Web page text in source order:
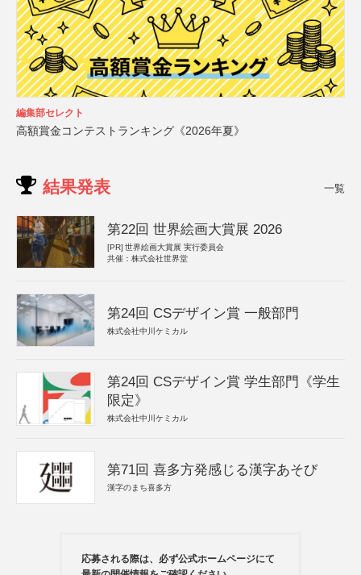
編集部セレクト
高額賞金コンテストランキング《2026年夏》
結果発表 一覧
第22回 世界絵画大賞展 2026
[PR] 世界絵画大賞展 実行委員会
共催：株式会社世界堂
第24回 CSデザイン賞 一般部門
株式会社中川ケミカル
第24回 CSデザイン賞 学生部門《学生
限定》
株式会社中川ケミカル
第71回 喜多方発感じる漢字あそび
漢字のまち喜多方
応募される際は、必ず公式ホームページにて